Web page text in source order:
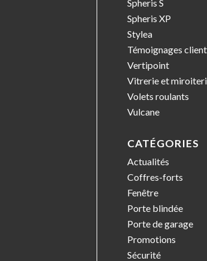
Spheris S
Spheris XP
Stylea
Témoignages
Vertipoint
Vitrerie et
Volets roulants
Vulcane
CATÉGORIES
Actualités
Coffres-forts
Fenêtre
Porte blindée
Porte de garage
Promotions
Sécurité